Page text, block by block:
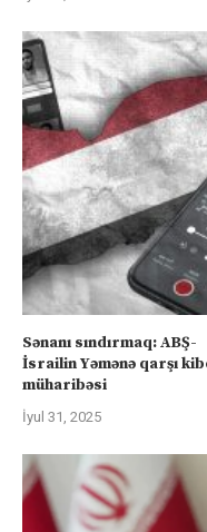
Sənanı sındırmaq: ABŞ-
İsrailin Yəmənə qarşı
müharibəsi
İyul 31, 2025